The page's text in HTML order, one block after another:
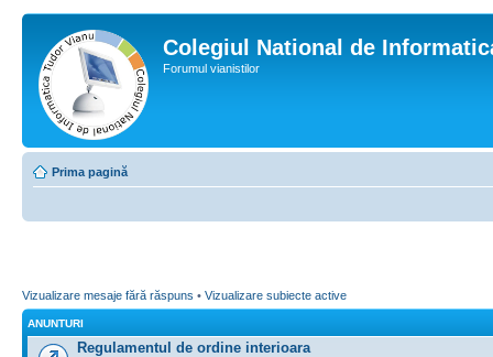
Colegiul National de
Forumul vianistilor
Prima pagină
Vizualizare mesaje fără răspuns • Vizualizare subiecte active
ANUNTURI
Regulamentul de ordine interioara